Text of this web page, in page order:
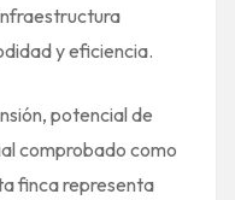
y eficiencia.
potencial de
comprobado como
finca representa